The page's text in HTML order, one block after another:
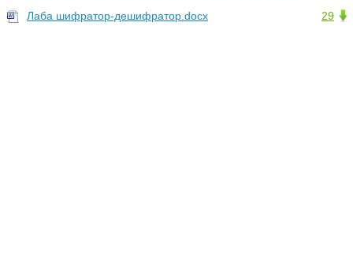
29
Лаба шифратор-дешифратор.docx